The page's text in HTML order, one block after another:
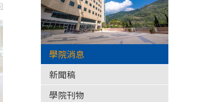
學院消息
新聞稿
學院刊物